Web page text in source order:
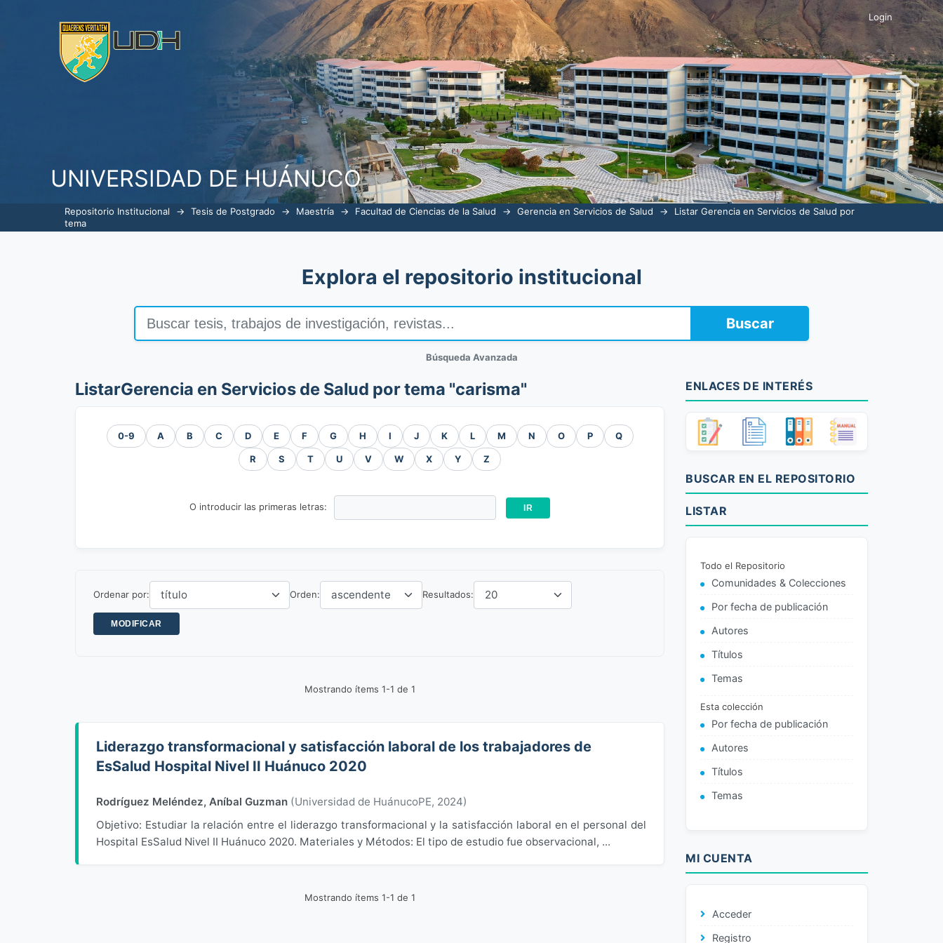
UNIVERSIDAD DE HUÁNUCO
ListarGerencia en Servicios de Salud por tema "carisma" Login
Repositorio Institucional → Tesis de Postgrado → Maestría → Facultad de Ciencias de la Salud → Gerencia en Servicios de Salud →
Listar Gerencia en Servicios de Salud por
tema
Explora el repositorio institucional
Buscar
Búsqueda Avanzada
ListarGerencia en Servicios de Salud por tema "carisma"
0-9 A B C D E F G H I J K L M N O P Q
R S T U V W X Y Z
O introducir las primeras letras:
Ordenar por: Orden: Resultados:
Mostrando ítems 1-1 de 1
Liderazgo transformacional y satisfacción laboral de los trabajadores de
EsSalud Hospital Nivel II Huánuco 2020
Rodríguez Meléndez, Aníbal Guzman (Universidad de HuánucoPE, 2024)
Objetivo: Estudiar la relación entre el liderazgo transformacional y la satisfacción laboral en el personal del
Hospital EsSalud Nivel II Huánuco 2020. Materiales y Métodos: El tipo de estudio fue observacional, ...
Mostrando ítems 1-1 de 1
ENLACES DE INTERÉS
BUSCAR EN EL REPOSITORIO
LISTAR
Todo el Repositorio
Comunidades & Colecciones
Por fecha de publicación
Autores
Títulos
Temas
Esta colección
Por fecha de publicación
Autores
Títulos
Temas
MI CUENTA
Acceder
Registro